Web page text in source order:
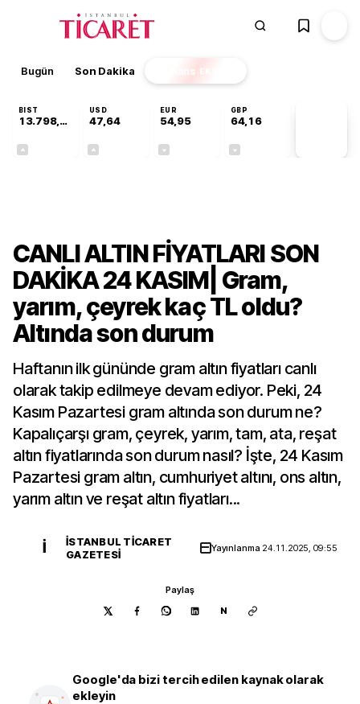
Bugün Son Dakika Finans EKSTRA
BIST
13.798,82
USD
47,64
EUR
54,95
GBP
64,16
CANLI ALTIN FİYATLARI SON
DAKİKA 24 KASIM| Gram,
yarım, çeyrek kaç TL oldu?
Altında son durum
Haftanın ilk gününde gram altın fiyatları canlı
olarak takip edilmeye devam ediyor. Peki, 24
Kasım Pazartesi gram altında son durum ne?
Kapalıçarşı gram, çeyrek, yarım, tam, ata, reşat
altın fiyatlarında son durum nasıl? İşte, 24 Kasım
Pazartesi gram altın, cumhuriyet altını, ons altın,
yarım altın ve reşat altın fiyatları...
İ
İSTANBUL TICARET
GAZETESI
Yayınlanma 24.11.2025, 09:55
Paylaş
N
Google'da bizi tercih edilen kaynak olarak
ekleyin